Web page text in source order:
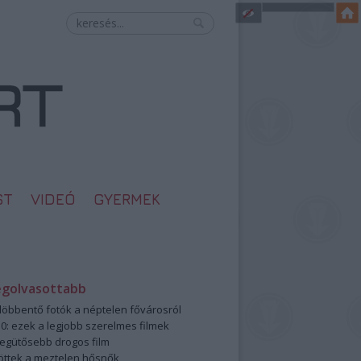
VIDEÓ GYERMEK
fotók a néptelen fővárosról
ezek a legjobb szerelmes filmek
drogos film
a meztelen hősnők